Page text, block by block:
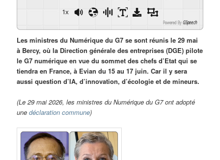
1x
Powered By GSpeech
Les ministres du Numérique du G7 se sont réunis le 29 mai
à Bercy, où la Direction générale des entreprises (DGE) pilote
le G7 numérique en vue du sommet des chefs d’Etat qui se
tiendra en France, à Evian du 15 au 17 juin. Car il y sera
aussi question d’IA, d’innovation, d’écologie et de mineurs.
(Le 29 mai 2026, les ministres du Numérique du G7 ont adopté
unedéclaration commune)